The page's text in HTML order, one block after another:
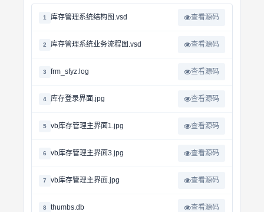
1 库存管理系统结构图.vsd 查看源码
2 库存管理系统业务流程图.vsd 查看源码
3 frm_sfyz.log 查看源码
4 库存登录界面.jpg 查看源码
5 vb库存管理主界面1.jpg 查看源码
6 vb库存管理主界面3.jpg 查看源码
7 vb库存管理主界面.jpg 查看源码
8 thumbs.db 查看源码